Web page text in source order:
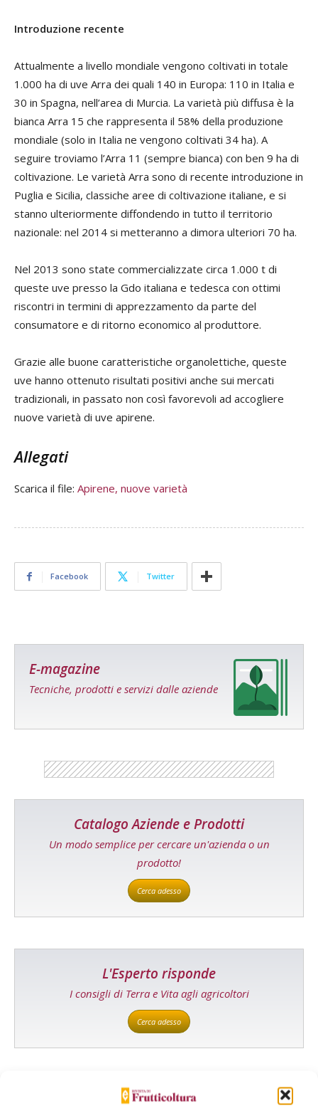
Introduzione recente
Attualmente a livello mondiale vengono coltivati in totale
1.000 ha di uve Arra dei quali 140 in Europa: 110 in Italia e
30 in Spagna, nell’area di Murcia. La varietà più diffusa è la
bianca Arra 15 che rappresenta il 58% della produzione
mondiale (solo in Italia ne vengono coltivati 34 ha). A
seguire troviamo l’Arra 11 (sempre bianca) con ben 9 ha di
coltivazione. Le varietà Arra sono di recente introduzione in
Puglia e Sicilia, classiche aree di coltivazione italiane, e si
stanno ulteriormente diffondendo in tutto il territorio
nazionale: nel 2014 si metteranno a dimora ulteriori 70 ha.
Nel 2013 sono state commercializzate circa 1.000 t di
queste uve presso la Gdo italiana e tedesca con ottimi
riscontri in termini di apprezzamento da parte del
consumatore e di ritorno economico al produttore.
Grazie alle buone caratteristiche organolettiche, queste
uve hanno ottenuto risultati positivi anche sui mercati
tradizionali, in passato non così favorevoli ad accogliere
nuove varietà di uve apirene.
Allegati
Scarica il file: Apirene, nuove varietà
Facebook Twitter
E-magazine
Tecniche, prodotti e servizi dalle aziende
Catalogo Aziende e Prodotti
Un modo semplice per cercare un'azienda o un
prodotto!
Cerca adesso
L'Esperto risponde
I consigli di Terra e Vita agli agricoltori
Cerca adesso